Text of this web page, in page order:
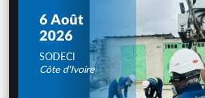
6 Août
2026
SODECI
Côte d'Ivoire